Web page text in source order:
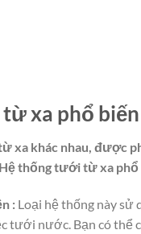
xa phổ biến
xa khác nhau, được
thống tưới từ xa phổ
:Loại hệ thống này sử
tưới nước. Bạn có thể